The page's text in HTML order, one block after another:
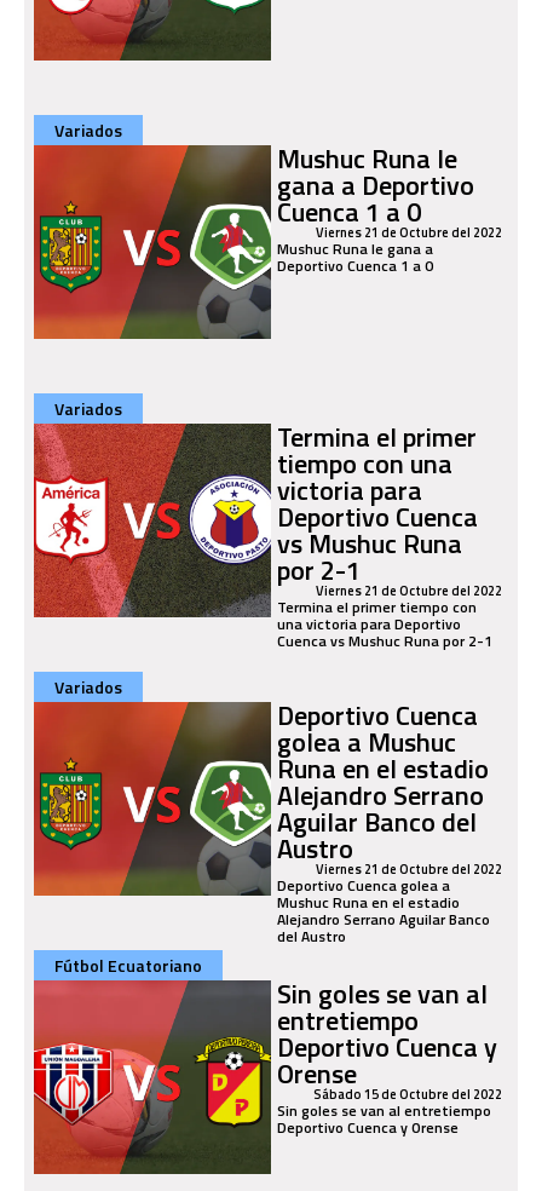
Variados
Mushuc Runa le
gana a Deportivo
Cuenca 1 a 0
Viernes 21 de Octubre del 2022
Mushuc Runa le gana a
Deportivo Cuenca 1 a 0
Variados
Termina el primer
tiempo con una
victoria para
Deportivo Cuenca
vs Mushuc Runa
por 2-1Viernes 21 de Octubre del 2022
Termina el primer tiempo con
una victoria para Deportivo
Cuenca vs Mushuc Runa por 2-1
Variados
Deportivo Cuenca
golea a Mushuc
Runa en el estadio
Alejandro Serrano
Aguilar Banco del
AustroViernes 21 de Octubre del 2022
Deportivo Cuenca golea a
Mushuc Runa en el estadio
Alejandro Serrano Aguilar Banco
del Austro
Fútbol Ecuatoriano
Sin goles se van al
entretiempo
Deportivo Cuenca y
Orense
Sábado 15 de Octubre del 2022
Sin goles se van al entretiempo
Deportivo Cuenca y Orense